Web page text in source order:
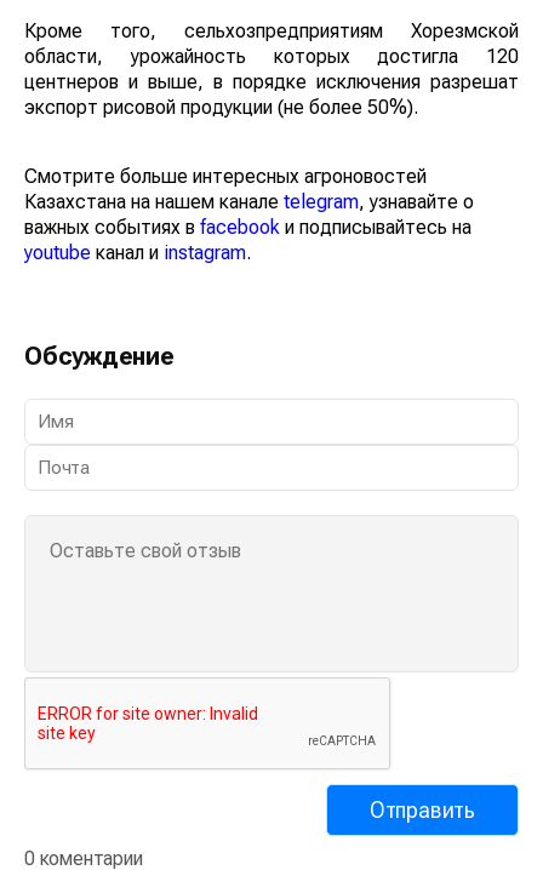
Кроме того, сельхозпредприятиям Хорезмской
области, урожайность которых достигла 120
центнеров и выше, в порядке исключения разрешат
экспорт рисовой продукции (не более 50%).
Смотрите больше интересных агроновостей
Казахстана на нашем канале telegram, узнавайте о
важных событиях в facebook и подписывайтесь на
youtube канал и instagram.
Обсуждение
0 коментарии